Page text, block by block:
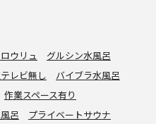
ウリュ
グルシン水風呂
レビ無し
バイブラ水風呂
作業スペース有り
呂 プライベートサウナ